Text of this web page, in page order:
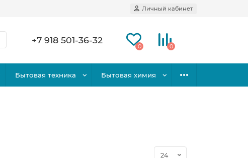
Личный кабинет
+7 918 501-36-32
0 0
Бытовая техника Бытовая химия